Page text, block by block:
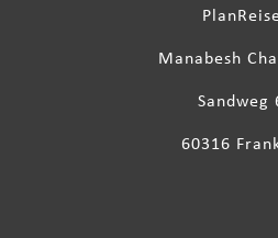
Manabesh
Sandweg
60316